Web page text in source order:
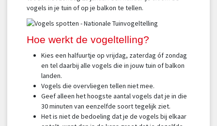
vogels in je tuin of op je balkon te tellen.
Hoe werkt de vogeltelling?
Kies een halfuurtje op vrijdag, zaterdag óf zondag
en tel daarbij alle vogels die in jouw tuin of balkon
landen.
Vogels die overvliegen tellen niet mee.
Geef alleen het hoogste aantal vogels dat je in die
30 minuten van eenzelfde soort tegelijk ziet.
Het is niet de bedoeling dat je de vogels bij elkaar